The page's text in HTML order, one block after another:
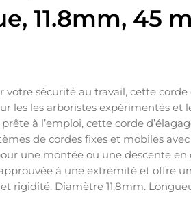
11.8mm, 45
sécurité au travail, cette corde
les les arboristes expérimentés et
à l’emploi, cette corde
de cordes fixes et mobiles
une montée ou une descente en
à une extrémité et offre
rigidité. Diamètre 11,8mm.